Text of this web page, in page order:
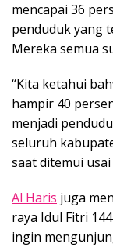
mencapai 36
penduduk yang
Mereka semua
“Kita ketahui
hampir 40
menjadi
seluruh
saat ditemui usai
Al Haris juga
raya Idul Fitri
ingin